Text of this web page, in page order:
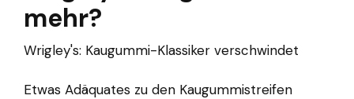
mehr?
Wrigley's: Kaugummi-Klassiker verschwindet
Etwas Adäquates zu den Kaugummistreifen